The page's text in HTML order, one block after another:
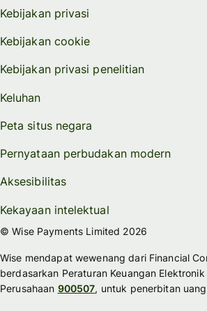
Kebijakan privasi
Kebijakan cookie
Kebijakan privasi penelitian
Keluhan
Peta situs negara
Pernyataan perbudakan modern
Aksesibilitas
Kekayaan intelektual
© Wise Payments Limited 2026
Wise mendapat wewenang dari Financial
berdasarkan Peraturan Keuangan Elektronik
Perusahaan 900507, untuk penerbitan